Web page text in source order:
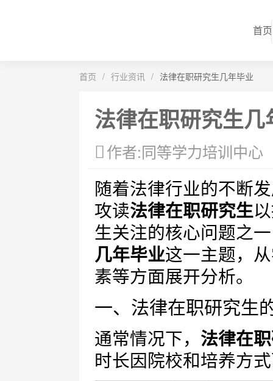
首页
首页 / 行业资讯 / 法律在职研究生几年毕业
法律在职研究生几
作者:同等学力培训中心
随着法律行业的不断
攻读法律在职研究生
生关注的核心问题之
几年毕业这一主题，
素等方面展开分析。
一、法律在职研究生
通常情况下， 法律在
时长因院校和培养方